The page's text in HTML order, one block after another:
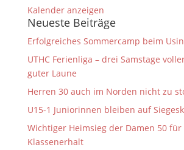
Kalender anzeigen
Neueste Beiträge
Erfolgreiches Sommercamp beim
UTHC Ferienliga – drei Samstage
guter Laune
Herren 30 auch im Norden nicht zu
U15-1 Juniorinnen bleiben auf
Wichtiger Heimsieg der Damen 50 für
Klassenerhalt